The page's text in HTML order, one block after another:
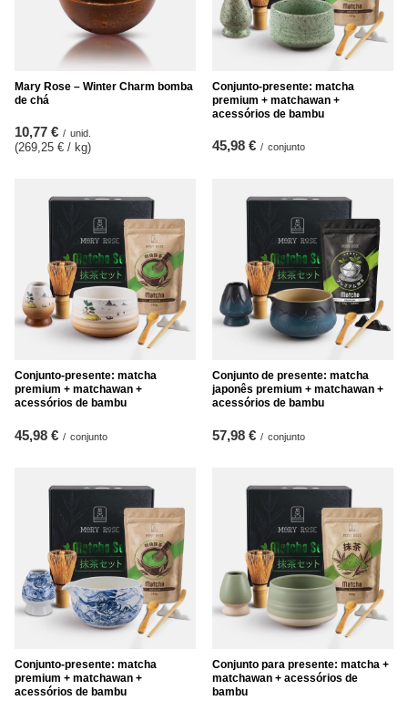
Mary Rose – Winter Charm bomba
de chá
10,77 € / unid.
(269,25 € / kg)
Conjunto-presente: matcha
premium + matchawan +
acessórios de bambu
45,98 € / conjunto
Conjunto-presente: matcha
premium + matchawan +
acessórios de bambu
45,98 € / conjunto
Conjunto de presente: matcha
japonês premium + matchawan +
acessórios de bambu
57,98 € / conjunto
Conjunto-presente: matcha
premium + matchawan +
acessórios de bambu
Conjunto para presente: matcha +
matchawan + acessórios de
bambu